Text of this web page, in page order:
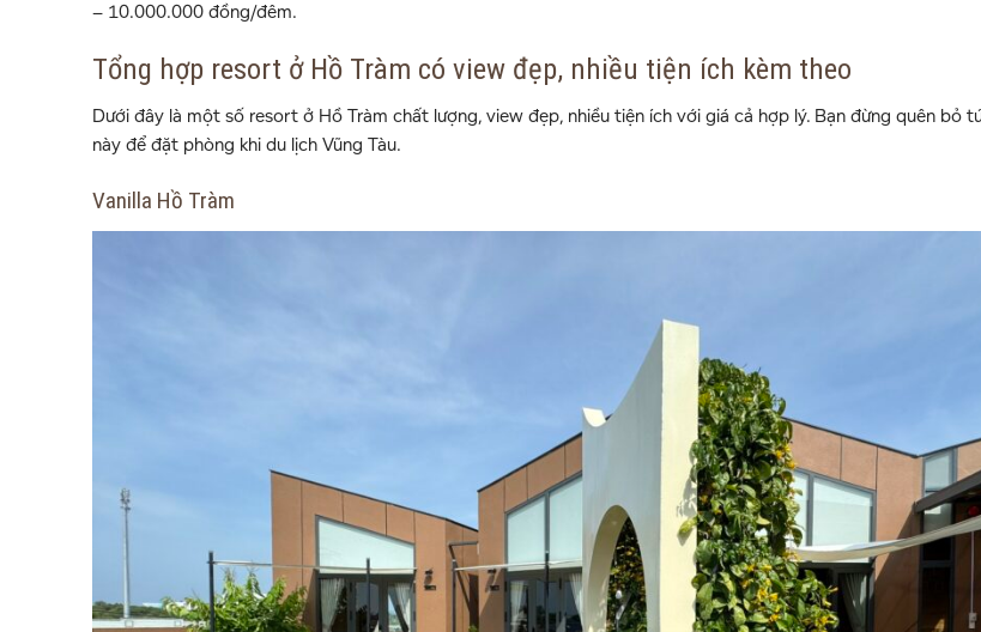
– 10.000.000 đồng/đêm.
Tổng hợp resort ở Hồ Tràm có view đẹp, nhiều tiện ích kèm theo
Dưới đây là một số resort ở Hồ Tràm chất lượng, view đẹp, nhiều tiện ích với giá cả hợp lý. Bạn đừng quên bỏ
này để đặt phòng khi du lịch Vũng Tàu.
Vanilla Hồ Tràm